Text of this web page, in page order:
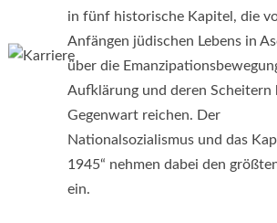
in fünf historische Kapitel, die
Anfängen jüdischen Lebens in
über die
Aufklärung und deren Scheitern
Gegenwart reichen. Der
Nationalsozialismus und das
1945“ nehmen dabei den
ein.